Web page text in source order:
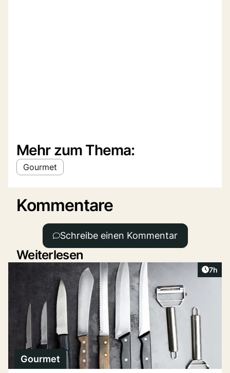
Mehr zum Thema:
Gourmet
Kommentare
Schreibe einen Kommentar
Weiterlesen
7h
Gourmet